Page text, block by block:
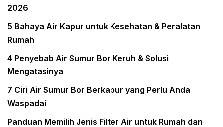
2026
5 Bahaya Air Kapur untuk Kesehatan & Peralatan
Rumah
4 Penyebab Air Sumur Bor Keruh & Solusi
Mengatasinya
7 Ciri Air Sumur Bor Berkapur yang Perlu Anda
Waspadai
Panduan Memilih Jenis Filter Air untuk Rumah dan